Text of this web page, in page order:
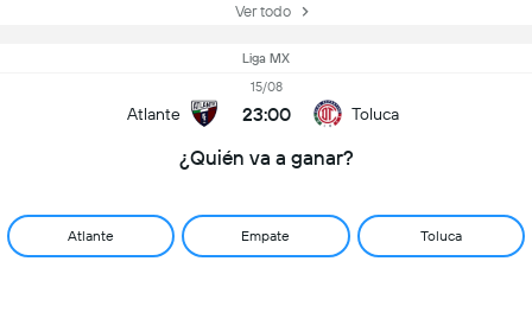
Ver todo
Liga MX
Atlante
15/08
23:00 Toluca
¿Quién va a ganar?
Atlante Empate Toluca